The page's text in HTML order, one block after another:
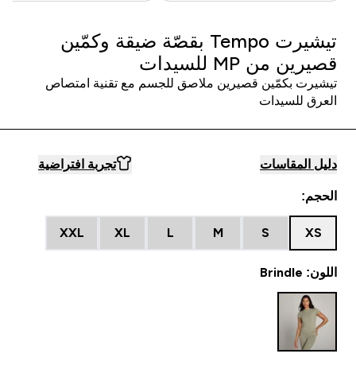
تيشيرت Tempo بقصّة ضيقة وكمّين
قصيرين من MP للسيدات
تيشيرت بكمّين قصيرين ملاصق للجسم مع تقنية امتصاص
العرق للسيدات
دليل المقاسات تجربة افتراضية
الحجم:
XS
S
M
L
XL
XXL
اللون: Brindle